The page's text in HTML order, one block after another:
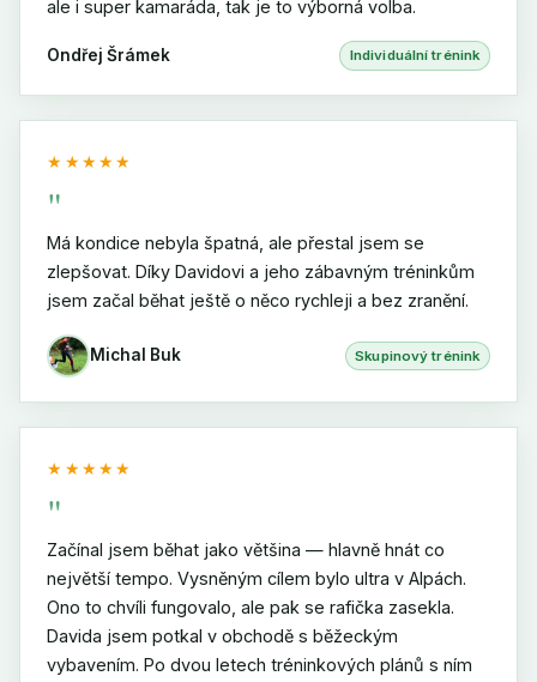
ale i super kamaráda, tak je to výborná volba.
Ondřej Šrámek Individuální trénink
★★★★★
"
Má kondice nebyla špatná, ale přestal jsem se
zlepšovat. Díky Davidovi a jeho zábavným tréninkům
jsem začal běhat ještě o něco rychleji a bez zranění.
Michal Buk Skupinový trénink
★★★★★
"
Začínal jsem běhat jako většina — hlavně hnát co
největší tempo. Vysněným cílem bylo ultra v Alpách.
Ono to chvíli fungovalo, ale pak se rafička zasekla.
Davida jsem potkal v obchodě s běžeckým
vybavením. Po dvou letech tréninkových plánů s ním